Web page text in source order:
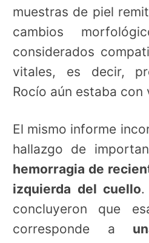
muestras de piel
cambios
considerados
vitales, es decir,
Rocío aún estaba con
El mismo informe
hallazgo de
hemorragia de
izquierda del cuello.
concluyeron que
corresponde a